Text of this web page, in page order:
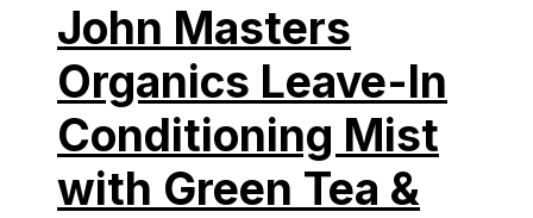
John Masters
Organics Leave-In
Conditioning Mist
with Green Tea &